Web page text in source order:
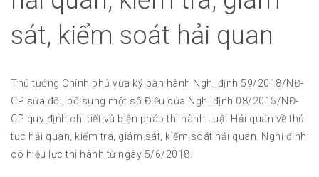
sát, kiểm soát hải quan
Thủ tướng Chính phủ vừa ký ban hành Nghị định 59/2018/NĐ-
CP sửa đổi, bổ sung một số Điều của Nghị định 08/2015/NĐ-
CP quy định chi tiết và biện pháp thi hành Luật Hải quan về thủ
tục hải quan, kiểm tra, giám sát, kiểm soát hải quan. Nghị định
có hiệu lực thi hành từ ngày 5/6/2018.